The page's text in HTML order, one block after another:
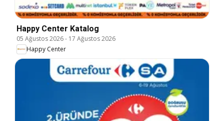
Happy Center Katalog
05 Ağustos 2026- 17 Ağustos 2026
Happy Center